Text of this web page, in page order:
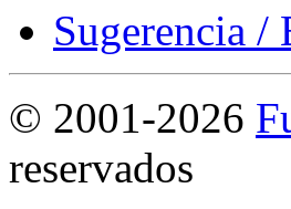
Sugerencia /
© 2001-2026
reservados